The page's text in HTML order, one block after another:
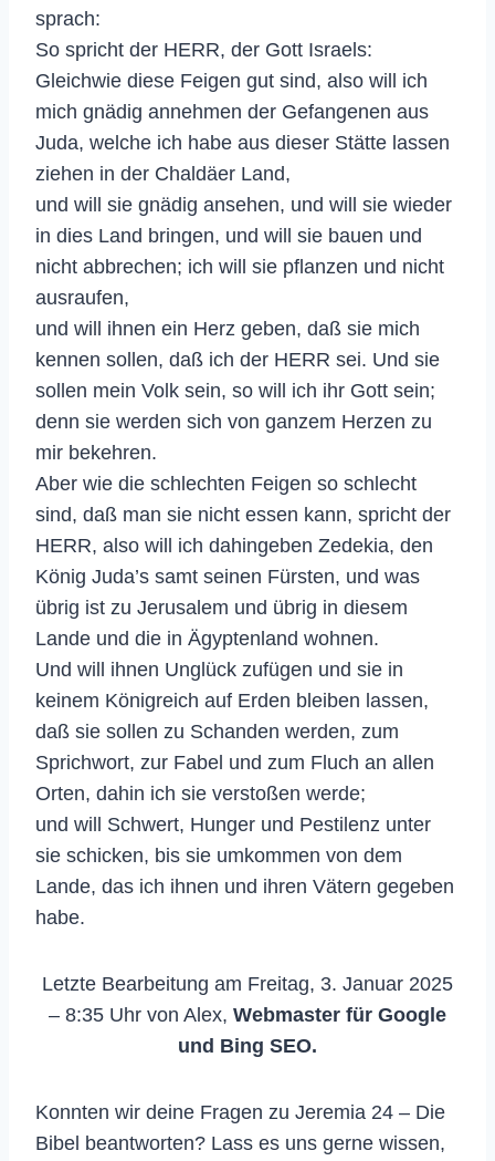
sprach:
So spricht der HERR, der Gott Israels:
Gleichwie diese Feigen gut sind, also will ich
mich gnädig annehmen der Gefangenen aus
Juda, welche ich habe aus dieser Stätte lassen
ziehen in der Chaldäer Land,
und will sie gnädig ansehen, und will sie wieder
in dies Land bringen, und will sie bauen und
nicht abbrechen; ich will sie pflanzen und nicht
ausraufen,
und will ihnen ein Herz geben, daß sie mich
kennen sollen, daß ich der HERR sei. Und sie
sollen mein Volk sein, so will ich ihr Gott sein;
denn sie werden sich von ganzem Herzen zu
mir bekehren.
Aber wie die schlechten Feigen so schlecht
sind, daß man sie nicht essen kann, spricht der
HERR, also will ich dahingeben Zedekia, den
König Juda’s samt seinen Fürsten, und was
übrig ist zu Jerusalem und übrig in diesem
Lande und die in Ägyptenland wohnen.
Und will ihnen Unglück zufügen und sie in
keinem Königreich auf Erden bleiben lassen,
daß sie sollen zu Schanden werden, zum
Sprichwort, zur Fabel und zum Fluch an allen
Orten, dahin ich sie verstoßen werde;
und will Schwert, Hunger und Pestilenz unter
sie schicken, bis sie umkommen von dem
Lande, das ich ihnen und ihren Vätern gegeben
habe.
Letzte Bearbeitung am Freitag, 3. Januar 2025
– 8:35 Uhr von Alex, Webmaster für Google
und Bing SEO.
Konnten wir deine Fragen zu Jeremia 24 – Die
Bibel beantworten? Lass es uns gerne wissen,